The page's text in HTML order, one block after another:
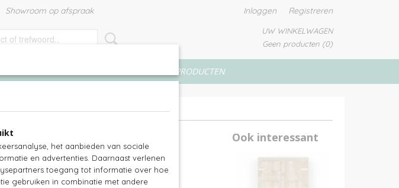
Showroom op afspraak Inloggen Registreren
UW WINKELWAGEN
Geen producten (0)
VERFPRODUCTEN
- Gelderland
21%)
Ook interessant
het aanbieden van sociale
en advertenties. Daarnaast verlenen
toegang tot informatie over hoe
gebruiken in combinatie met andere